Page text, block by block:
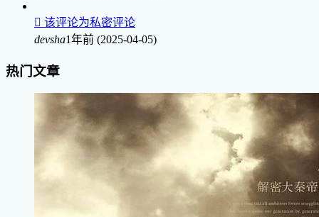
 该评论为私密评论
devsha1年前 (2025-04-05)
热门文章